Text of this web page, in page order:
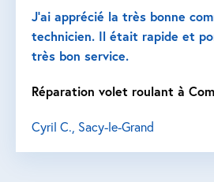
J’ai apprécié la très bonne
technicien. Il était rapide et
très bon service.
Réparation volet roulant à
Cyril C., Sacy-le-Grand